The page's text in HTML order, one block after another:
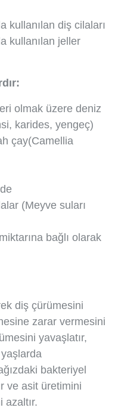
kullanılan diş cilaları
kullanılan jeller
olmak üzere deniz
karides, yengeç)
çay(Camellia
(Meyve suları
bağlı olarak
diş çürümesini
zarar vermesini
yavaşlatır,
bakteriyel
ve asit üretimini
azaltır.